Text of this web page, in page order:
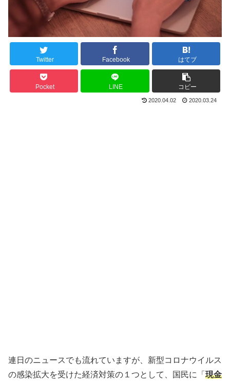
Twitter Facebook はてブ
Pocket LINE コピー
2020.04.02 2020.03.24
連日のニュースでも流れていますが、新型コロナウイルス
の感染拡大を受けた経済対策の１つとして、国民に「 現金